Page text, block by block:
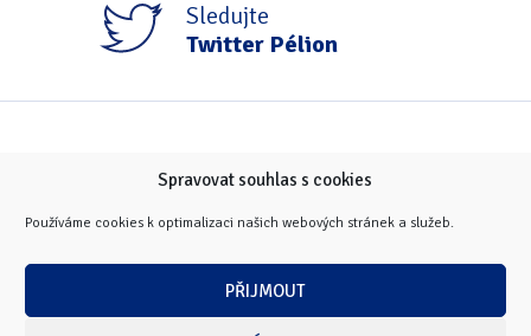
Spravovat souhlas s cookies
Používáme cookies k optimalizaci našich webových stránek a služeb.
PŘIJMOUT
Sledujte
Twitter Pélion